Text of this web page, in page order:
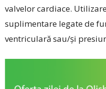
valvelor cardiace.
suplimentare legate de
ventriculară sau/și